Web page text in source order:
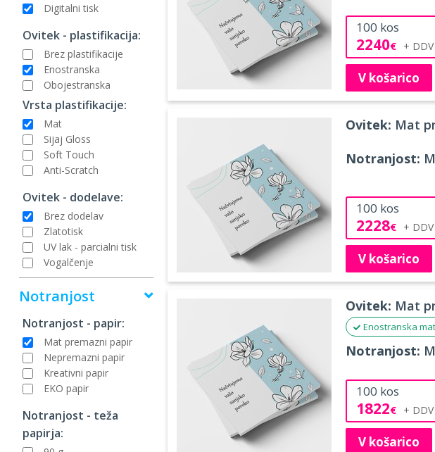
Digitalni tisk
Ovitek - plastifikacija:
Brez plastifikacije
Enostranska
Obojestranska
Vrsta plastifikacije:
Mat
Sijaj Gloss
Soft Touch
Anti-Scratch
Ovitek - dodelave:
Brez dodelav
Zlatotisk
UV lak - parcialni tisk
Vogalčenje
Notranjost
Notranjost - papir:
Mat premazni papir
Nepremazni papir
Kreativni papir
EKO papir
Notranjost - teža
papirja:
100 kos
2240€
V košarico
Ovitek: Mat
Notranjost:
100 kos
2228€
V košarico
Ovitek: Mat
Enostranska
Notranjost:
100 kos
1822€
V košarico